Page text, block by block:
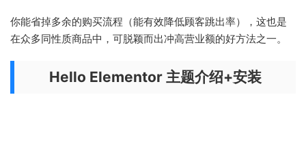
你能省掉多余的购买流程（能有效降低顾客跳出率），这也是
在众多同性质商品中，可脱颖而出冲高营业额的好方法之一。
Hello Elementor 主题介绍+安装